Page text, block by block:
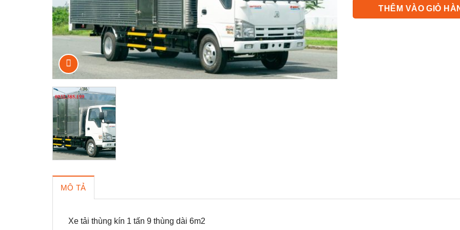
là:
THÊM VÀO GIỎ
MÔ TẢ
Xe tải thùng kín 1 tấn 9 thùng dài 6m2